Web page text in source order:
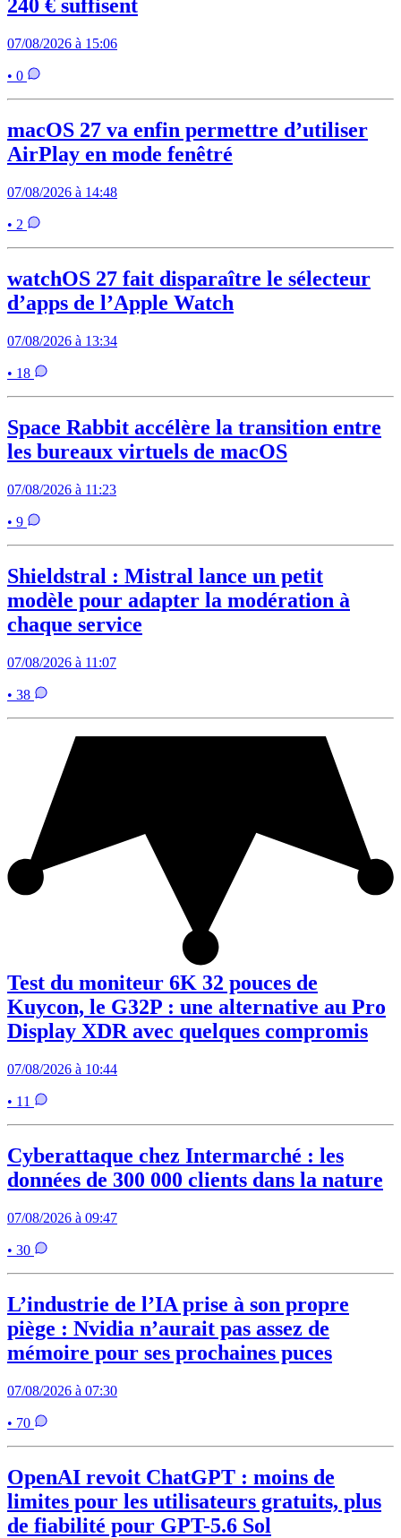
240 € suffisent
07/08/2026 à 15:06
• 0
macOS 27 va enfin permettre d’utiliser
AirPlay en mode fenêtré
07/08/2026 à 14:48
• 2
watchOS 27 fait disparaître le sélecteur
d’apps de l’Apple Watch
07/08/2026 à 13:34
• 18
Space Rabbit accélère la transition entre
les bureaux virtuels de macOS
07/08/2026 à 11:23
• 9
Shieldstral : Mistral lance un petit
modèle pour adapter la modération à
chaque service
07/08/2026 à 11:07
• 38
Test du moniteur 6K 32 pouces de
Kuycon, le G32P : une alternative au Pro
Display XDR avec quelques compromis
07/08/2026 à 10:44
• 11
Cyberattaque chez Intermarché : les
données de 300 000 clients dans la nature
07/08/2026 à 09:47
• 30
L’industrie de l’IA prise à son propre
piège : Nvidia n’aurait pas assez de
mémoire pour ses prochaines puces
07/08/2026 à 07:30
• 70
OpenAI revoit ChatGPT : moins de
limites pour les utilisateurs gratuits, plus
de fiabilité pour GPT-5.6 Sol